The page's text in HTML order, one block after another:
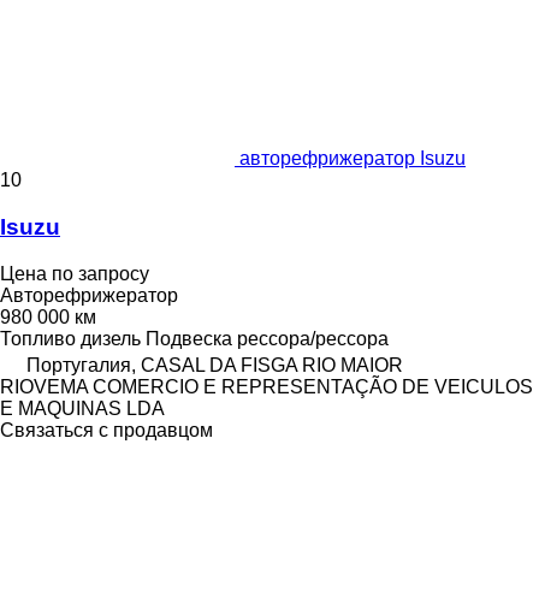
авторефрижератор Isuzu
10
Isuzu
Цена по запросу
Авторефрижератор
980 000 км
Топливо дизель Подвеска рессора/рессора
Португалия, CASAL DA FISGA RIO MAIOR
RIOVEMA COMERCIO E REPRESENTAÇÃO DE VEICULOS
E MAQUINAS LDA
Связаться с продавцом